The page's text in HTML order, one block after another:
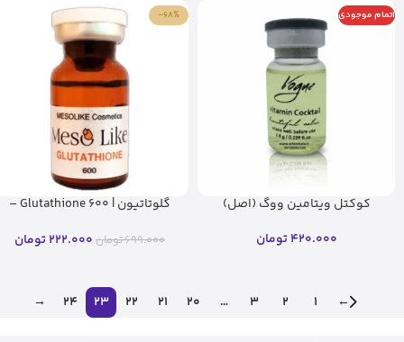
اتمام موجودی
کوکتل ویتامین ووگ (اصل)
420.000 تومان
-68%
گلوتاتیون | Glutathione 600 –
699.000تومان 222.000تومان
←
1
2
3
…
20
21
22
23
24
→